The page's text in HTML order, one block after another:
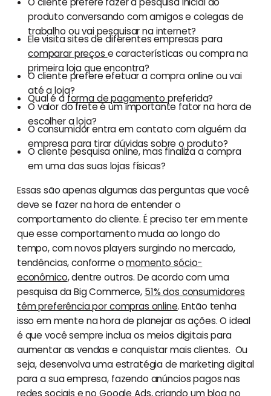
produto conversando com amigos e colegas de
trabalho ou vai pesquisar na internet?
Ele visita sites de diferentes empresas para
comparar preços e características ou compra na
primeira loja que encontra?
O cliente prefere efetuar a compra online ou vai
até a loja?
Qual é a forma de pagamento preferida?
O valor do frete é um importante fator na hora de
escolher a loja?
O consumidor entra em contato com alguém da
empresa para tirar dúvidas sobre o produto?
O cliente pesquisa online, mas finaliza a compra
em uma das suas lojas físicas?
Essas são apenas algumas das perguntas que você
deve se fazer na hora de entender o
comportamento do cliente. É preciso ter em mente
que esse comportamento muda ao longo do
tempo, com novos players surgindo no mercado,
tendências, conforme omomento sócio-
econômico, dentre outros. De acordo com uma
pesquisa da Big Commerce, 51% dos consumidores
têm preferência por compras online. Então tenha
isso em mente na hora de planejar as ações. O ideal
é que você sempre inclua os meios digitais para
aumentar as vendas e conquistar mais clientes. Ou
seja, desenvolva uma estratégia de marketing digital
para a sua empresa, fazendo anúncios pagos nas
redes sociais e no Google Ads, criando um blog no